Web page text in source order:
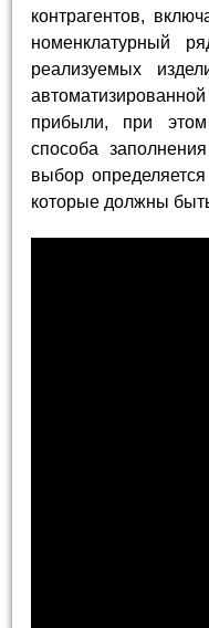
контрагентов,
номенклатурный
реализуемых
прибыли, при
способа
выбор
которые должны